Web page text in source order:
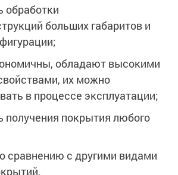
покрытия для металла
защита
эмали
для бетонных полов
для металла
для фасада
обработки
больших габаритов и
обладают высокими
их можно
в процессе эксплуатации;
получения покрытия любого
сравнению с другими видами